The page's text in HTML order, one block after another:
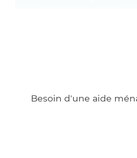
Besoin d'une aide